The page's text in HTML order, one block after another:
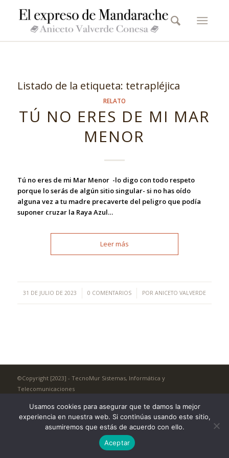
Listado de la etiqueta: tetrapléjica
RELATO
TÚ NO ERES DE MI MAR
MENOR
Tú no eres de mi Mar Menor -lo digo con todo respeto
porque lo serás de algún sitio singular- si no has oído
alguna vez a tu madre precaverte del peligro que podía
suponer cruzar la Raya Azul…
Leer más
31 DE JULIO DE 2023
/ 0 COMENTARIOS
/ POR ANICETO VALVERDE
©Copyright [2023] - TecnoMur Sistemas, Informática y
Telecomunicaciones
Usamos cookies para asegurar que te damos la mejor
experiencia en nuestra web. Si continúas usando este sitio,
asumiremos que estás de acuerdo con ello.
Aceptar